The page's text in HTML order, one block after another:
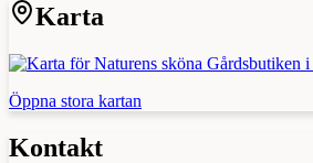
Karta
Öppna stora kartan
Kontakt